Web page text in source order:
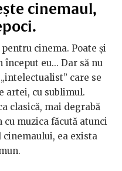
cinemaul,
cinema. Poate și
început eu... Dar să nu
care se
artei, cu sublimul.
clasică, mai degrabă
cu muzica făcută atunci
cinemaului, ea exista